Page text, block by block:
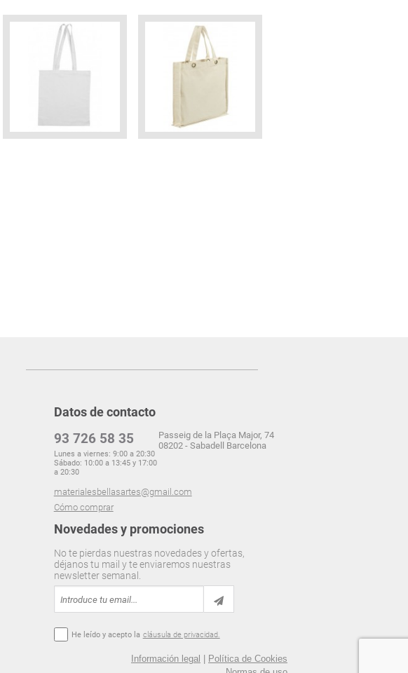
Datos de contacto
93 726 58 35
Lunes a viernes: 9:00 a 20:30
Sábado: 10:00 a 13:45 y 17:00
a 20:30
materialesbellasartes@gmail.com
Cómo comprar
Passeig de la Plaça Major, 74
08202 - Sabadell Barcelona
Novedades y promociones
No te pierdas nuestras novedades y ofertas,
déjanos tu mail y te enviaremos nuestras
newsletter semanal.
He leído y acepto la cláusula de privacidad.
Información legal
Política de Cookies